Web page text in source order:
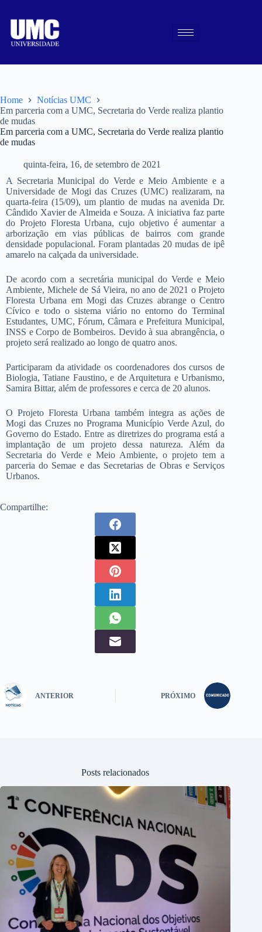
Home
Notícias UMC
Em parceria com a UMC, Secretaria do Verde realiza plantio
de mudas
Em parceria com a UMC, Secretaria do Verde realiza plantio
de mudas
quinta-feira, 16, de setembro de 2021
A Secretaria Municipal do Verde e Meio Ambiente e a
Universidade de Mogi das Cruzes (UMC) realizaram, na
quarta-feira (15/09), um plantio de mudas na avenida Dr.
Cândido Xavier de Almeida e Souza. A iniciativa faz parte
do Projeto Floresta Urbana, cujo objetivo é aumentar a
arborização em vias públicas de bairros com grande
densidade populacional. Foram plantadas 20 mudas de ipê
amarelo na calçada da universidade.
De acordo com a secretária municipal do Verde e Meio
Ambiente, Michele de Sá Vieira, no ano de 2021 o Projeto
Floresta Urbana em Mogi das Cruzes abrange o Centro
Cívico e todo o sistema viário no entorno do Terminal
Estudantes, UMC, Fórum, Câmara e Prefeitura Municipal,
INSS e Corpo de Bombeiros. Devido à sua abrangência, o
projeto será realizado ao longo de quatro anos.
Participaram da atividade os coordenadores dos cursos de
Biologia, Tatiane Faustino, e de Arquitetura e Urbanismo,
Samira Bittar, além de professores e cerca de 20 alunos.
O Projeto Floresta Urbana também integra as ações de
Mogi das Cruzes no Programa Município Verde Azul, do
Governo do Estado. Entre as diretrizes do programa está a
implantação de um projeto dessa natureza. Além da
Secretaria do Verde e Meio Ambiente, o projeto tem a
parceria do Semae e das Secretarias de Obras e Serviços
Urbanos.
Compartilhe:
ANTERIOR PRÓXIMO
Posts relacionados